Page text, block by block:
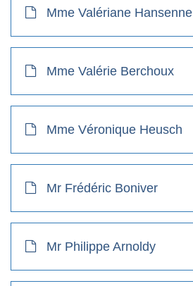
Mme Valériane Hansenne
Mme Valérie Berchoux
Mme Véronique Heusch
Mr Frédéric Boniver
Mr Philippe Arnoldy